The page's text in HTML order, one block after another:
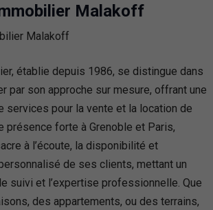
Malakoff
établie depuis 1986, se distingue dans
par son approche sur mesure, offrant une
services pour la vente et la location de
présence forte à Grenoble et Paris,
à l’écoute, la disponibilité et
de ses clients, mettant un
suivi et l’expertise professionnelle. Que
des appartements, ou des terrains,